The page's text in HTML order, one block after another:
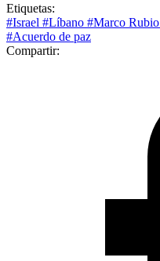
Etiquetas:
#Israel #Líbano #Marco Rubio
#Acuerdo de paz
Compartir: